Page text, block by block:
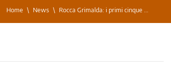
Home News Rocca Grimalda: i primi cinque ...